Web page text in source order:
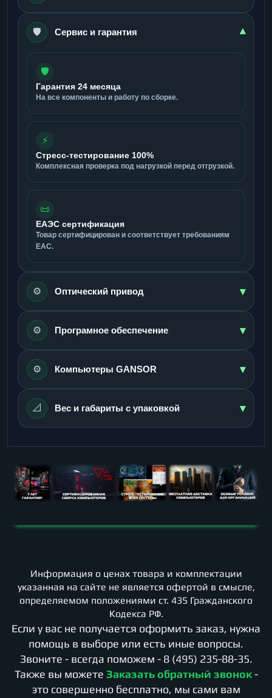
🛡️ Сервис и гарантия ▾
🛡️
Гарантия 24 месяца
На все компоненты и работу по сборке.
⚡
Стресс-тестирование 100%
Комплексная проверка под нагрузкой перед отгрузкой.
📜
ЕАЭС сертификация
Товар сертифицирован и соответствует требованиям
ЕАС.
⚙️ Оптический привод ▾
⚙️ Програмное обеспечение ▾
⚙️ Компьютеры GANSOR ▾
📐 Вес и габариты с упаковкой ▾
Информация о ценах товара и комплектации
указанная на сайте не является офертой в смысле,
определяемом положениями ст. 435 Гражданского
Кодекса РФ.
Если у вас не получается оформить заказ, нужна
помощь в выборе или есть иные вопросы.
Звоните - всегда поможем - 8 (495) 235-88-35.
Также вы можете Заказать обратный звонок -
это совершенно бесплатно, мы сами вам